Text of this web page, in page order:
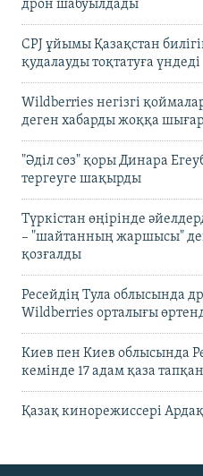
дрон шабуылдады
CPJ ұйымы Қазақстан
қудалауды тоқтатуға үндеді
Wildberries негізгі
деген хабарды жоққа
"Әділ сөз" қоры Динара
тергеуге шақырды
Түркістан өңірінде
– "шайтанның жаршысы"
қозғалды
Ресейдің Тула облысында
Wildberries орталығы
Киев пен Киев облысында
кемінде 17 адам қаза тапқан
Қазақ кинорежиссері